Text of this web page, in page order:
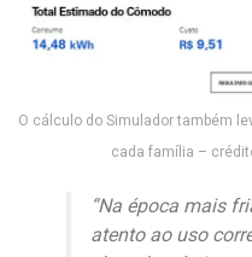
O cálculo do Simulador também
cada família –
“Na época mais
atento ao uso